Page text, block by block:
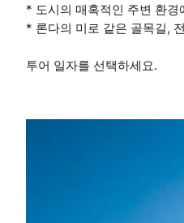
* 도시의 매혹적인 주변 환
* 론다의 미로 같은 골목길,
투어 일자를 선택하세요.